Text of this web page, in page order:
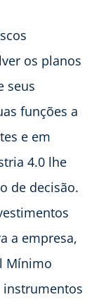
os planos
seus
funções a
e em
4.0 lhe
de decisão.
a empresa,
Mínimo
instrumentos